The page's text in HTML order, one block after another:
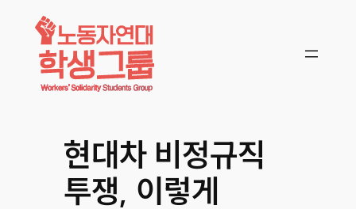
콘텐츠로
바로가기
현대차 비정규직
투쟁, 이렇게